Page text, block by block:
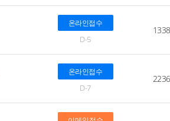
온라인접수
D-5
온라인접수
D-7